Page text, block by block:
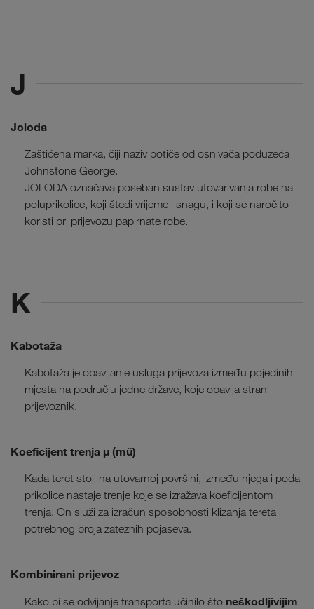
J
Joloda
Zaštićena marka, čiji naziv potiče od osnivača poduzeća
Johnstone George.
JOLODA označava poseban sustav utovarivanja robe na
poluprikolice, koji štedi vrijeme i snagu, i koji se naročito
koristi pri prijevozu papirnate robe.
K
Kabotaža
Kabotaža je obavljanje usluga prijevoza između pojedinih
mjesta na području jedne države, koje obavlja strani
prijevoznik.
Koeficijent trenja µ (mü)
Kada teret stoji na utovarnoj površini, između njega i poda
prikolice nastaje trenje koje se izražava koeficijentom
trenja. On služi za izračun sposobnosti klizanja tereta i
potrebnog broja zateznih pojaseva.
Kombinirani prijevoz
Kako bi se odvijanje transporta učinilo što neškodljivijim